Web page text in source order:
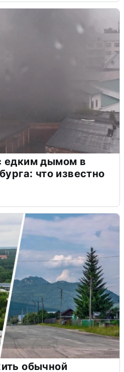
дымом в
что известно
обычной